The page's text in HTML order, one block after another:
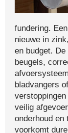
fundering.
nieuwe in
en budget.
beugels,
bladvangers
veilig
onderhoud en
voorkomt